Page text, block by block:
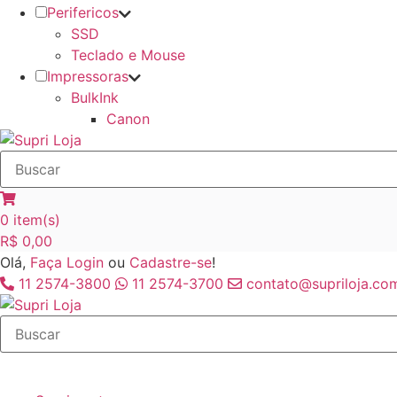
Perifericos
SSD
Teclado e Mouse
Impressoras
BulkInk
Canon
0 item(s)
R$ 0,00
Olá, Faça Login ou Cadastre-se!
11 2574-3800
11 2574-3700